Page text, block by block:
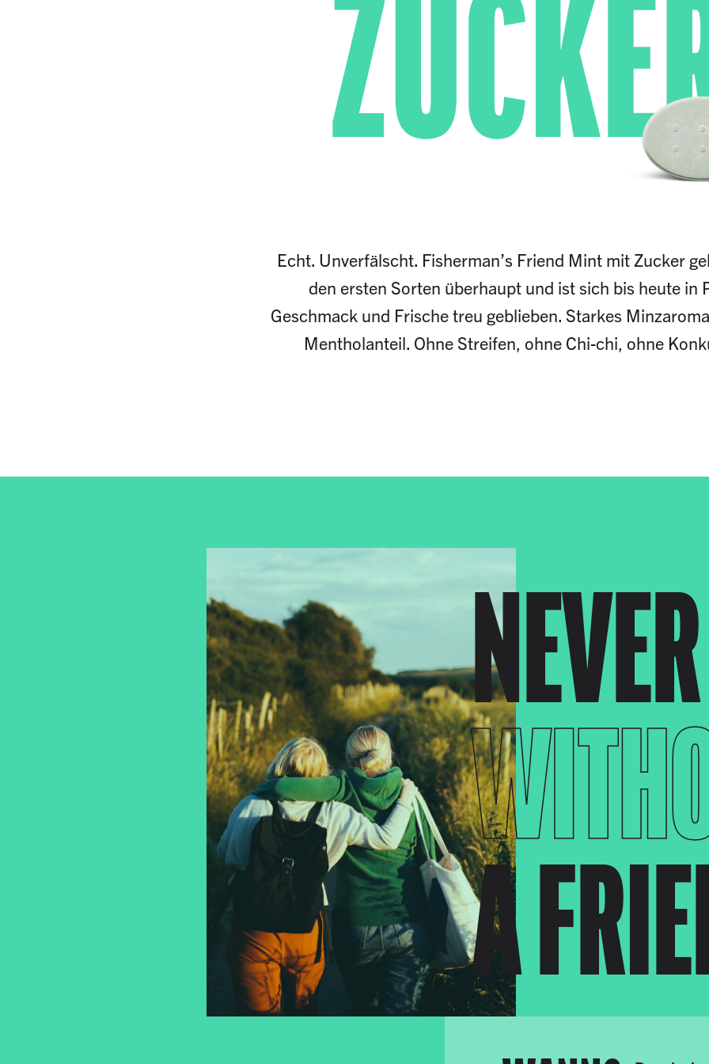
Echt. Unverfälscht. Fisherman’s Friend Mint mit Zucker
den ersten Sorten überhaupt und ist sich bis heute in
Geschmack und Frische treu geblieben. Starkes
Mentholanteil. Ohne Streifen, ohne Chi-chi, ohne
A